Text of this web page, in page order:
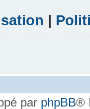
|
par phpBB®